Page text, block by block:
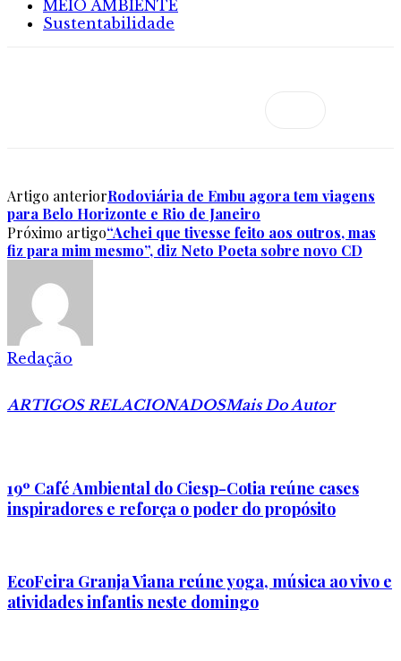
MEIO AMBIENTE
Sustentabilidade
Artigo anteriorRodoviária de Embu agora tem viagens
para Belo Horizonte e Rio de Janeiro
Próximo artigo“Achei que tivesse feito aos outros, mas
fiz para mim mesmo”, diz Neto Poeta sobre novo CD
Redação
ARTIGOS RELACIONADOSMais Do Autor
19º Café Ambiental do Ciesp-Cotia reúne cases
inspiradores e reforça o poder do propósito
EcoFeira Granja Viana reúne yoga, música ao vivo e
atividades infantis neste domingo